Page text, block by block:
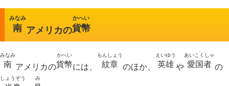
南
みなみ
アメリカの貨幣
かへい
南
みなみ
アメリカの貨幣
かへい
には、 紋章
もんしょう
のほか、 英雄
えいゆう
や 愛国者
あいこくしゃ
の
しょうぞう み